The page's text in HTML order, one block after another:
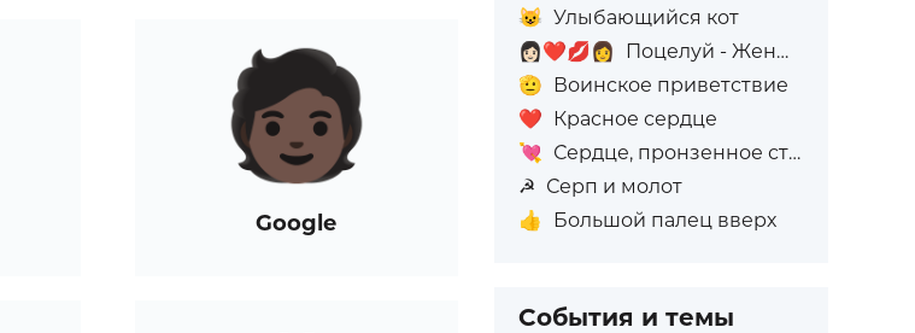
Google
😺 Улыбающийся кот
👩🏻‍❤️‍💋‍👩
Поцелуй - Женщина: Светлый тон кожи, Женщина: Без тона кожи
🫡 Воинское приветствие
❤️ Красное сердце
💘 Сердце, пронзенное стрелой
☭ Серп и молот
👍
Большой палец вверх
События и темы